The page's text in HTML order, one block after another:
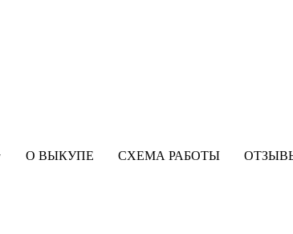
О ВЫКУПЕ СХЕМА РАБОТЫ